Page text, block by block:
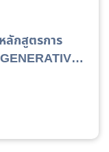
ลักสูตรการ